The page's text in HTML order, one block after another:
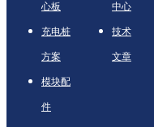
心板
充电桩
方案
模块配
件
中心
技术
文章